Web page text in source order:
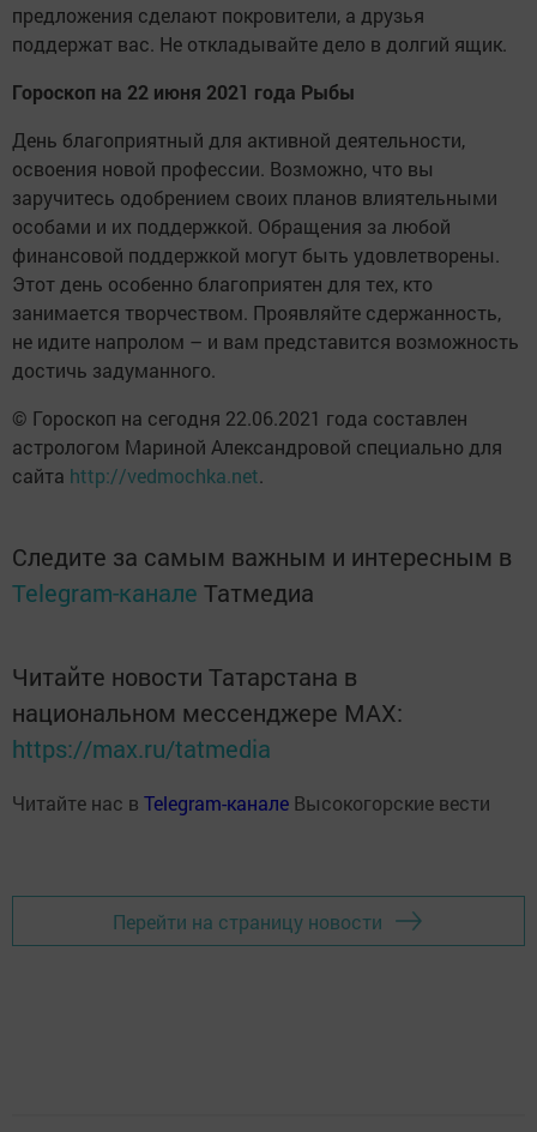
предложения сделают покровители, а друзья
поддержат вас. Не откладывайте дело в долгий ящик.
Гороскоп на 22 июня 2021 года Рыбы
День благоприятный для активной деятельности,
освоения новой профессии. Возможно, что вы
заручитесь одобрением своих планов влиятельными
особами и их поддержкой. Обращения за любой
финансовой поддержкой могут быть удовлетворены.
Этот день особенно благоприятен для тех, кто
занимается творчеством. Проявляйте сдержанность,
не идите напролом – и вам представится возможность
достичь задуманного.
© Гороскоп на сегодня 22.06.2021 года составлен
астрологом Мариной Александровой специально для
сайта http://vedmochka.net.
Следите за самым важным и интересным в
Telegram-канале Татмедиа
Читайте новости Татарстана в
национальном мессенджере MАХ:
https://max.ru/tatmedia
Читайте нас в Telegram-канале Высокогорские вести
Перейти на страницу новости